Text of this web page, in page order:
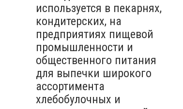
используется в пекарнях,
кондитерских, на
предприятиях пищевой
промышленности и
общественного питания
для выпечки широкого
ассортимента
хлебобулочных и